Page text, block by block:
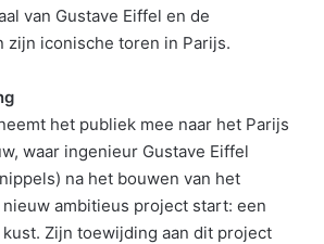
van Gustave Eiffel en de
zijn iconische toren in Parijs.
het publiek mee naar het Parijs
waar ingenieur Gustave Eiffel
na het bouwen van het
ambitieus project start: een
Zijn toewijding aan dit project